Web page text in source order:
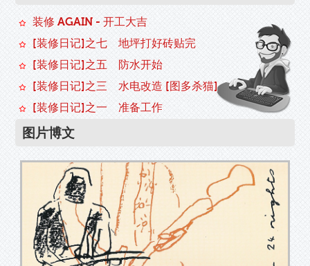
装修 AGAIN - 开工大吉
[装修日记]之七 地坪打好砖贴完
[装修日记]之五 防水开始
[装修日记]之三 水电改造 [图多杀猫]
[装修日记]之一 准备工作
图片博文